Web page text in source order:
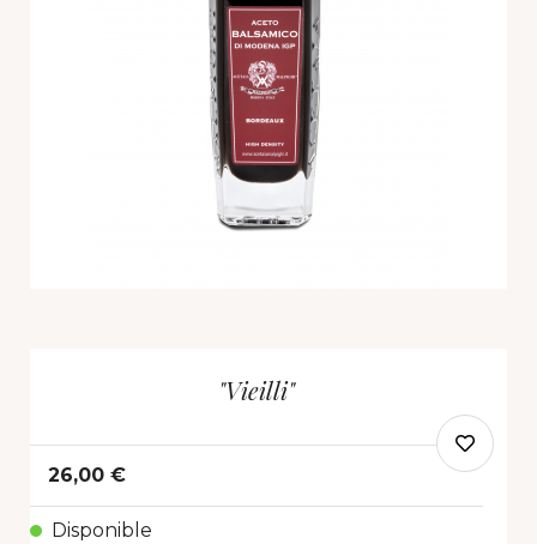
"Vieilli"
26,00 €
Disponible